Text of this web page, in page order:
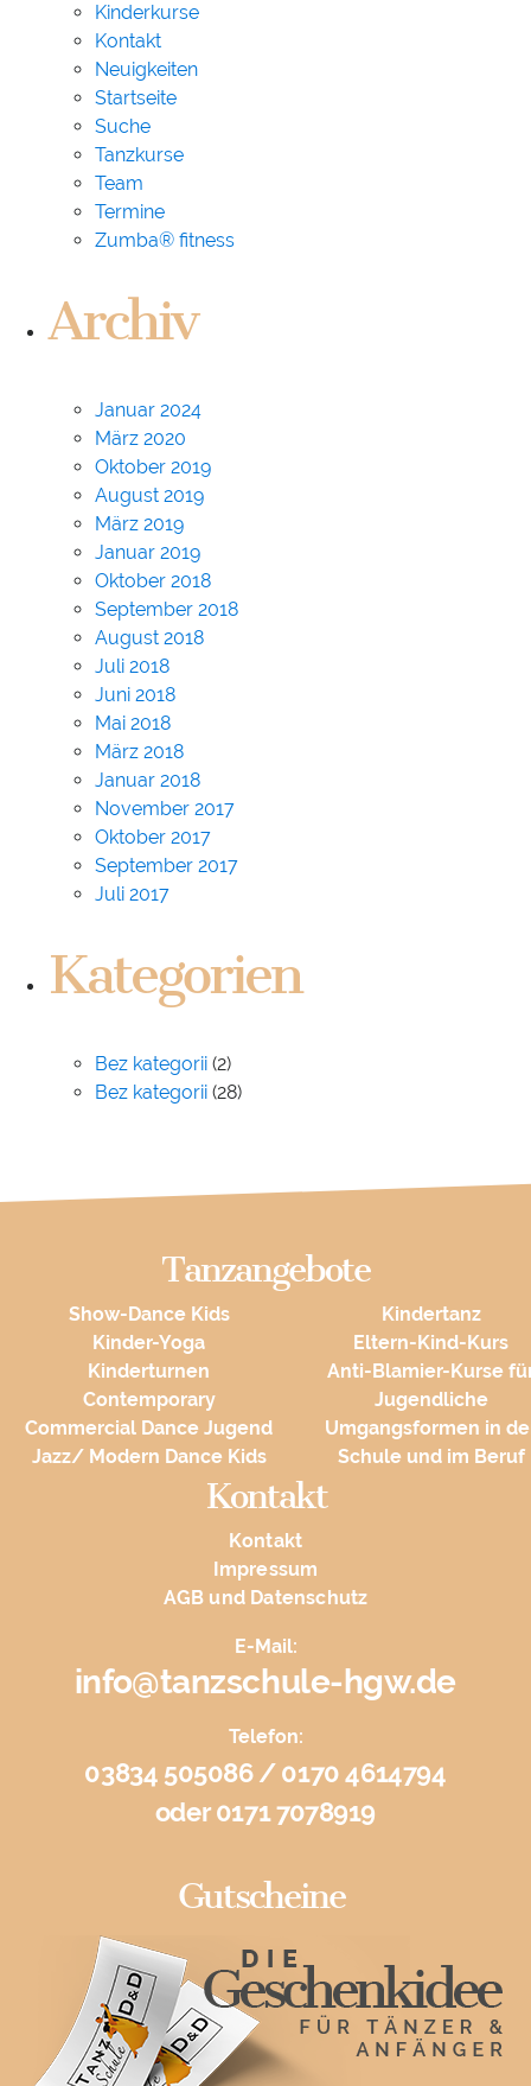
Kinderkurse
Kontakt
Neuigkeiten
Startseite
Suche
Tanzkurse
Team
Termine
Zumba® fitness
Archiv
Januar 2024
März 2020
Oktober 2019
August 2019
März 2019
Januar 2019
Oktober 2018
September 2018
August 2018
Juli 2018
Juni 2018
Mai 2018
März 2018
Januar 2018
November 2017
Oktober 2017
September 2017
Juli 2017
Kategorien
Bez kategorii (2)
Bez kategorii (28)
Tanzangebote
Show-Dance Kids
Kinder-Yoga
Kinderturnen
Contemporary
Commercial Dance Jugend
Jazz/ Modern Dance Kids
Kindertanz
Eltern-Kind-Kurs
Anti-Blamier-Kurse
Jugendliche
Umgangsformen in
Schule und im Beruf
Kontakt
Kontakt
Impressum
AGB und Datenschutz
E-Mail:
info@tanzschule-hgw.de
Telefon:
03834 505086 / 0170 4614794
oder 0171 7078919
Gutscheine